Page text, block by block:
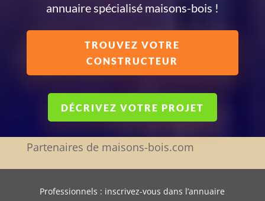
annuaire spécialisé maisons-bois !
TROUVEZ VOTRE
CONSTRUCTEUR
DÉCRIVEZ VOTRE PROJET
Partenaires de maisons-bois.com
Professionnels : inscrivez-vous dans l’annuaire